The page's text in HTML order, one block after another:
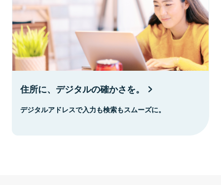
住所に、デジタルの確かさを。
デジタルアドレスで入力も検索もスムーズに。